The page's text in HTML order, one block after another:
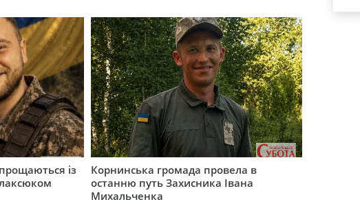
із
Корнинська громада провела в
останню путь Захисника Івана
Михальченка